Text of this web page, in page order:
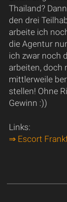
Thailand?
den drei
arbeite ich
die Agentur
ich zwar noch
arbeiten, doch
mittlerweile
stellen! Ohne
Gewinn :))
Links:
⇒ Escort